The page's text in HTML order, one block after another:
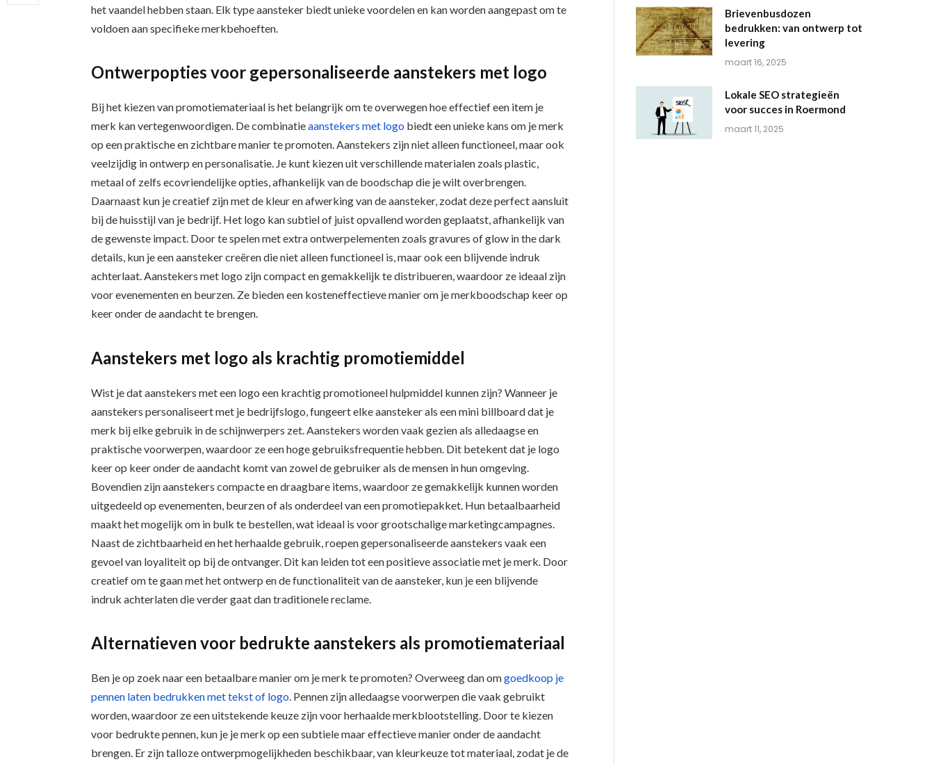
het vaandel hebben staan. Elk type aansteker biedt unieke voordelen en kan worden aangepast om te
voldoen aan specifieke merkbehoeften.
Ontwerpopties voor gepersonaliseerde aanstekers met logo
Bij het kiezen van promotiemateriaal is het belangrijk om te overwegen hoe effectief een item je
merk kan vertegenwoordigen. De combinatieaanstekers met logo biedt een unieke kans om je merk
op een praktische en zichtbare manier te promoten. Aanstekers zijn niet alleen functioneel, maar ook
veelzijdig in ontwerp en personalisatie. Je kunt kiezen uit verschillende materialen zoals plastic,
metaal of zelfs ecovriendelijke opties, afhankelijk van de boodschap die je wilt overbrengen.
Daarnaast kun je creatief zijn met de kleur en afwerking van de aansteker, zodat deze perfect aansluit
bij de huisstijl van je bedrijf. Het logo kan subtiel of juist opvallend worden geplaatst, afhankelijk van
de gewenste impact. Door te spelen met extra ontwerpelementen zoals gravures of glow in the dark
details, kun je een aansteker creëren die niet alleen functioneel is, maar ook een blijvende indruk
achterlaat. Aanstekers met logo zijn compact en gemakkelijk te distribueren, waardoor ze ideaal zijn
voor evenementen en beurzen. Ze bieden een kosteneffectieve manier om je merkboodschap keer op
keer onder de aandacht te brengen.
Aanstekers met logo als krachtig promotiemiddel
Wist je dat aanstekers met een logo een krachtig promotioneel hulpmiddel kunnen zijn? Wanneer je
aanstekers personaliseert met je bedrijfslogo, fungeert elke aansteker als een mini billboard dat je
merk bij elke gebruik in de schijnwerpers zet. Aanstekers worden vaak gezien als alledaagse en
praktische voorwerpen, waardoor ze een hoge gebruiksfrequentie hebben. Dit betekent dat je logo
keer op keer onder de aandacht komt van zowel de gebruiker als de mensen in hun omgeving.
Bovendien zijn aanstekers compacte en draagbare items, waardoor ze gemakkelijk kunnen worden
uitgedeeld op evenementen, beurzen of als onderdeel van een promotiepakket. Hun betaalbaarheid
maakt het mogelijk om in bulk te bestellen, wat ideaal is voor grootschalige marketingcampagnes.
Naast de zichtbaarheid en het herhaalde gebruik, roepen gepersonaliseerde aanstekers vaak een
gevoel van loyaliteit op bij de ontvanger. Dit kan leiden tot een positieve associatie met je merk. Door
creatief om te gaan met het ontwerp en de functionaliteit van de aansteker, kun je een blijvende
indruk achterlaten die verder gaat dan traditionele reclame.
Alternatieven voor bedrukte aanstekers als promotiemateriaal
Ben je op zoek naar een betaalbare manier om je merk te promoten? Overweeg dan omgoedkoop je
pennen laten bedrukken met tekst of logo. Pennen zijn alledaagse voorwerpen die vaak gebruikt
worden, waardoor ze een uitstekende keuze zijn voor herhaalde merkblootstelling. Door te kiezen
voor bedrukte pennen, kun je je merk op een subtiele maar effectieve manier onder de aandacht
brengen. Er zijn talloze ontwerpmogelijkheden beschikbaar, van kleurkeuze tot materiaal, zodat je de
Brievenbusdozen
bedrukken: van ontwerp tot
levering
maart 16, 2025
Lokale SEO strategieën
voor succes in Roermond
maart 11, 2025